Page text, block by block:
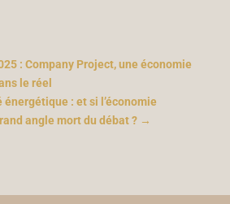
: Company Project, une économie
le réel
: et si l’économie
angle mort du débat ?→